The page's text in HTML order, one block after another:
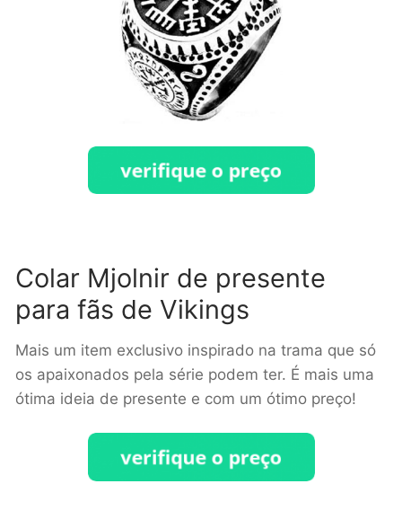
Colar Mjolnir de presente
para fãs de Vikings
Mais um item exclusivo inspirado na trama que só
os apaixonados pela série podem ter. É mais uma
ótima ideia de presente e com um ótimo preço!